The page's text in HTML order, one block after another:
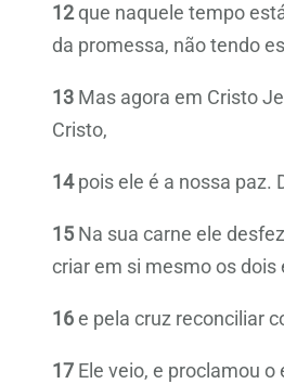
12que naquele tempo
da promessa, não tendo
13 Mas agora em Cristo
Cristo,
14pois ele é a nossa paz.
15 Na sua carne ele
criar em si mesmo os
16e pela cruz reconciliar
17 Ele veio, e proclamou